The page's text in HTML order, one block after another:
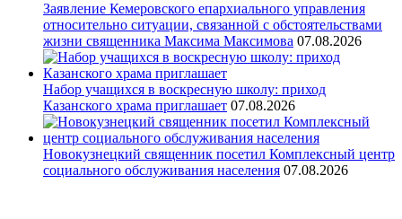
Заявление Кемеровского епархиального управления
относительно ситуации, связанной с обстоятельствами
жизни священника Максима Максимова 07.08.2026
Набор учащихся в воскресную школу: приход
Казанского храма приглашает 07.08.2026
Новокузнецкий священник посетил Комплексный центр
социального обслуживания населения 07.08.2026